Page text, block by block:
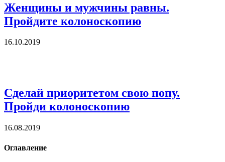
Женщины и мужчины равны.
Пройдите колоноскопию
16.10.2019
Сделай приоритетом свою попу.
Пройди колоноскопию
16.08.2019
Оглавление